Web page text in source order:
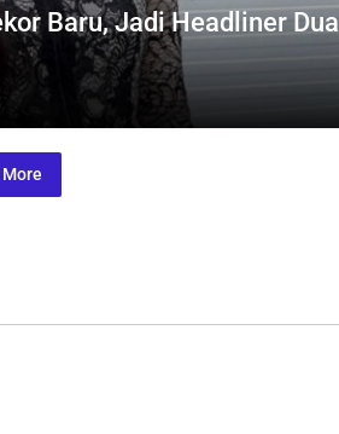
Baru, Jadi Headliner Dua